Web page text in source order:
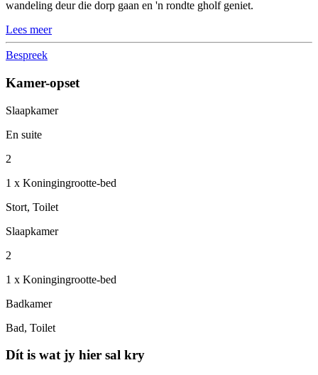
wandeling deur die dorp gaan en 'n rondte gholf geniet.
Lees meer
Bespreek
Kamer-opset
Slaapkamer
En suite
2
1 x Koningingrootte-bed
Stort, Toilet
Slaapkamer
2
1 x Koningingrootte-bed
Badkamer
Bad, Toilet
Dít is wat jy hier sal kry